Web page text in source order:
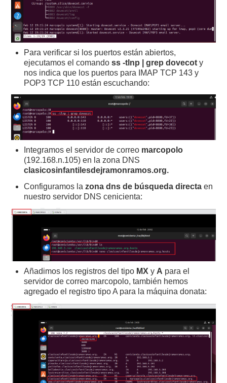
Para verificar si los puertos están abiertos,
ejecutamos el comandoss -tlnp | grep dovecoty
nos indica que los puertos para IMAP TCP 143 y
POP3 TCP 110 están escuchando:
Integramos el servidor de correo marcopolo
(192.168.n.105) en la zona DNS
clasicosinfantilesdejramonramos.org.
Configuramos lazona dns de búsqueda directa en
nuestro servidor DNS cenicienta:
Añadimos los registros del tipo MX y A para el
servidor de correo marcopolo, también hemos
agregado el registro tipo A para la máquina donata: